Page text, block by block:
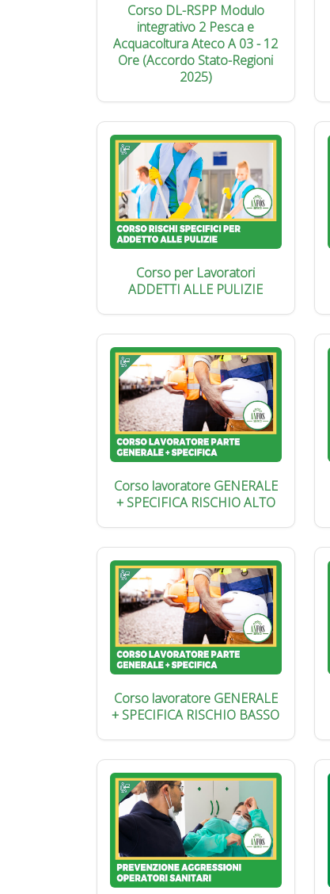
Corso DL-RSPP Modulo
integrativo 2 Pesca e
Acquacoltura Ateco A 03 - 12
Ore (Accordo Stato-Regioni
2025)
Corso per Lavoratori
ADDETTI ALLE PULIZIE
Corso lavoratore GENERALE
+ SPECIFICA RISCHIO ALTO
Corso lavoratore GENERALE
+ SPECIFICA RISCHIO BASSO